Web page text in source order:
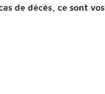
de décès, ce sont vos